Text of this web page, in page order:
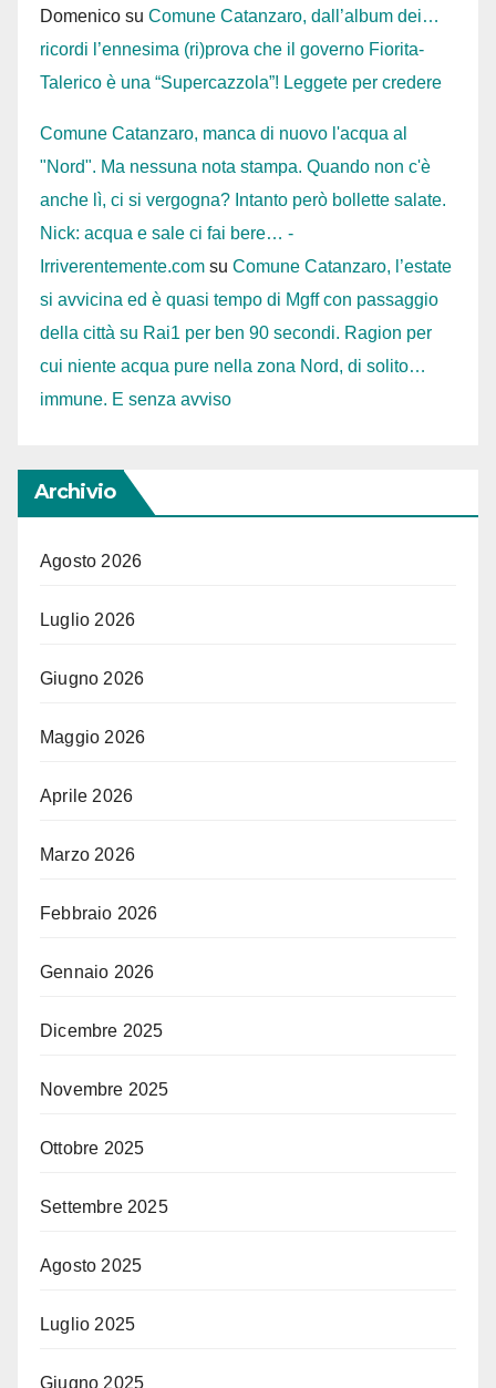
Domenico su Comune Catanzaro, dall’album dei…
ricordi l’ennesima (ri)prova che il governo Fiorita-
Talerico è una “Supercazzola”! Leggete per credere
Comune Catanzaro, manca di nuovo l'acqua al
"Nord". Ma nessuna nota stampa. Quando non c'è
anche lì, ci si vergogna? Intanto però bollette salate.
Nick: acqua e sale ci fai bere… -
Irriverentemente.com su Comune Catanzaro, l’estate
si avvicina ed è quasi tempo di Mgff con passaggio
della città su Rai1 per ben 90 secondi. Ragion per
cui niente acqua pure nella zona Nord, di solito…
immune. E senza avviso
Archivio
Agosto 2026
Luglio 2026
Giugno 2026
Maggio 2026
Aprile 2026
Marzo 2026
Febbraio 2026
Gennaio 2026
Dicembre 2025
Novembre 2025
Ottobre 2025
Settembre 2025
Agosto 2025
Luglio 2025
Giugno 2025